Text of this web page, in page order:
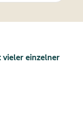
vieler einzelner